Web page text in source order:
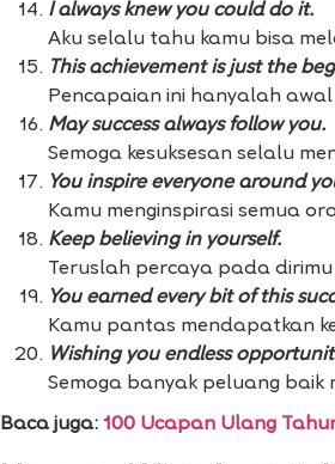
I always knew you could do it.
Aku selalu tahu kamu bisa
This achievement is just the
Pencapaian ini hanyalah
May success always follow you.
Semoga kesuksesan selalu
You inspire everyone around
Kamu menginspirasi semua
Keep believing in yourself.
Teruslah percaya pada dirimu
You earned every bit of this
Kamu pantas mendapatkan
Wishing you endless
Semoga banyak peluang baik
Baca juga: 100 Ucapan Ulang